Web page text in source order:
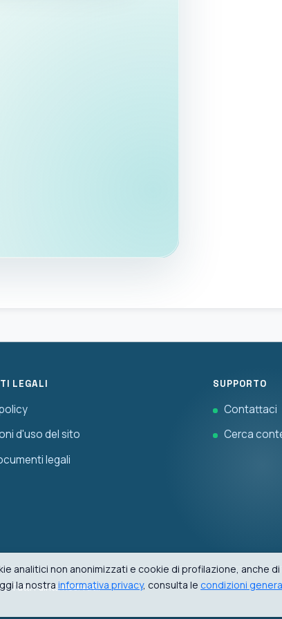
LEGALI
d'uso del sito
legali
SUPPORTO
Contattaci
Cerca
Tutti i diritti riservati.
analitici non anonimizzati e cookie di profilazione, anche
la nostrainformativa privacy, consulta le condizioni